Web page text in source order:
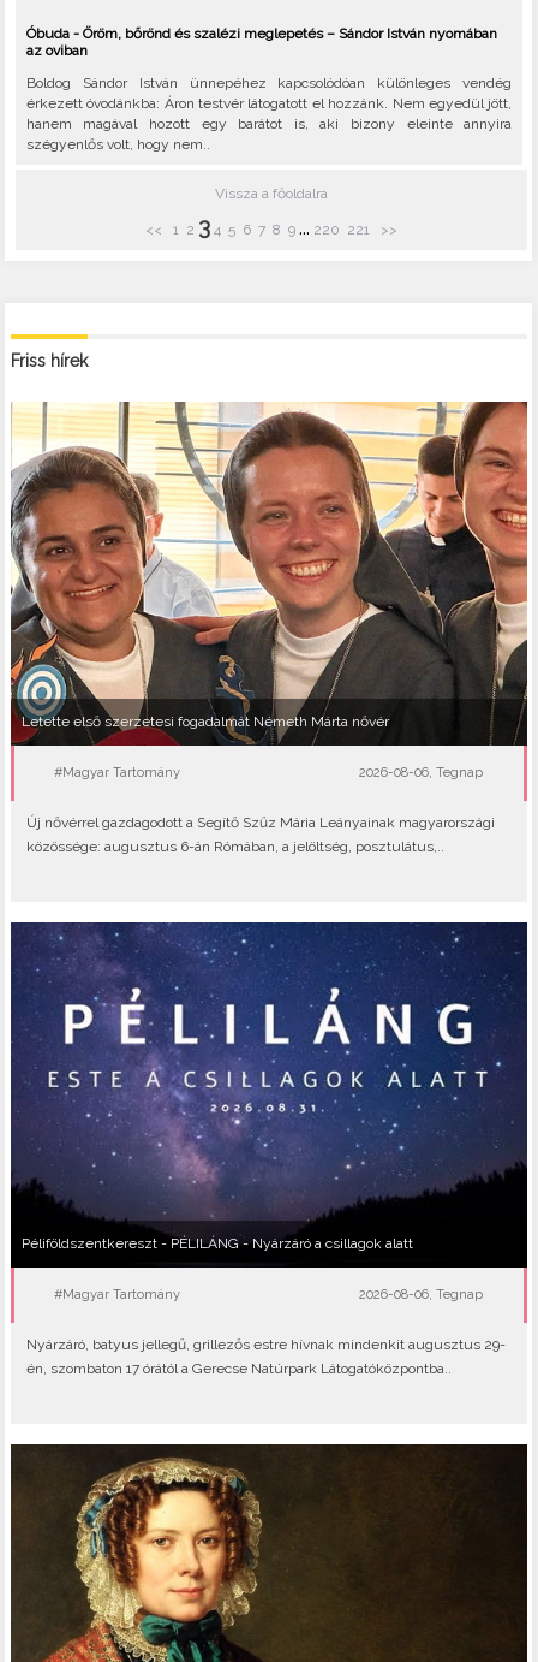
Óbuda - Öröm, bőrönd és szalézi meglepetés – Sándor István nyomában
az oviban
Boldog Sándor István ünnepéhez kapcsolódóan különleges vendég
érkezett óvodánkba: Áron testvér látogatott el hozzánk. Nem egyedül jött,
hanem magával hozott egy barátot is, aki bizony eleinte annyira
szégyenlős volt, hogy nem..
Vissza a főoldalra
<< 1 2 3 4 5 6 7 8 9 ... 220 221 >>
Friss hírek
Letette első szerzetesi fogadalmát Németh Márta nővér
#Magyar Tartomány 2026-08-06, Tegnap
Új nővérrel gazdagodott a Segítő Szűz Mária Leányainak magyarországi
közössége: augusztus 6-án Rómában, a jelöltség, posztulátus,..
Péliföldszentkereszt - PÉLILÁNG - Nyárzáró a csillagok alatt
#Magyar Tartomány 2026-08-06, Tegnap
Nyárzáró, batyus jellegű, grillezős estre hívnak mindenkit augusztus 29-
én, szombaton 17 órától a Gerecse Natúrpark Látogatóközpontba..